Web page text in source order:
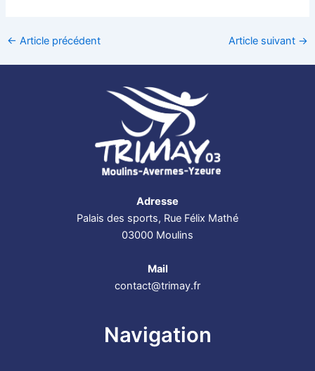
← Article précédent Article suivant →
Adresse
Palais des sports, Rue Félix Mathé
03000 Moulins
Mail
contact@trimay.fr
Navigation